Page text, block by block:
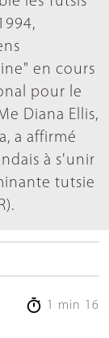
en cours
pour le
Diana Ellis,
a affirmé
à s'unir
tutsie
1 min 16